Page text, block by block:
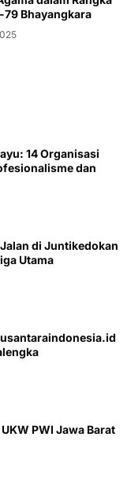
79 Bhayangkara
14 Organisasi
dan
di Juntikedokan
Utama
PWI Jawa Barat